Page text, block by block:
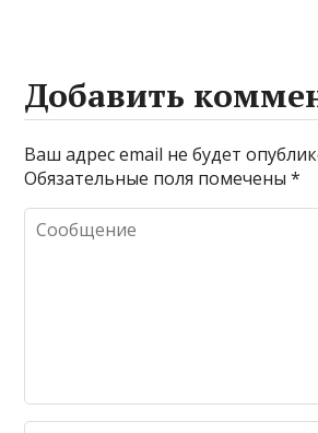
Добавить
Ваш адрес email не будет
Обязательные поля помечены*